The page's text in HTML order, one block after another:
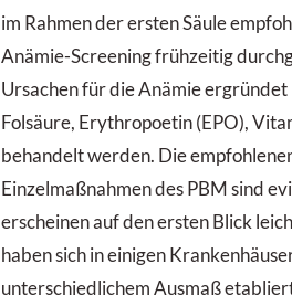
im Rahmen der ersten Säule
Anämie-Screening frühzeitig
Ursachen für die Anämie ergründet
Folsäure, Erythropoetin (EPO),
behandelt werden. Die
Einzelmaßnahmen des PBM sind
erscheinen auf den ersten Blick
haben sich in einigen
unterschiedlichem Ausmaß